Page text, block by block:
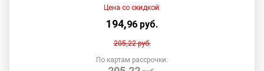
Цена со скидкой:
194,96 руб.
205,22руб.
По картам рассрочки: